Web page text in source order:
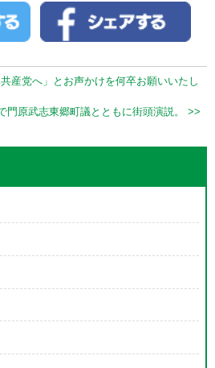
産党へ」とお声かけを何卒お願いいたし
門原武志東郷町議とともに街頭演説。 >>